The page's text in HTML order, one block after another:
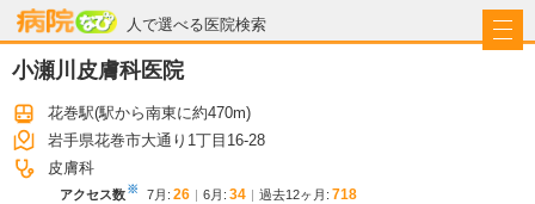
人で選べる医院検索
病院なび
小瀬川皮膚科医院
花巻駅(駅から南東に約470m)
岩手県花巻市大通り1丁目16-28
皮膚科
アクセス数※ 7月 : 26 6月 : 34 過去12ヶ月: 718